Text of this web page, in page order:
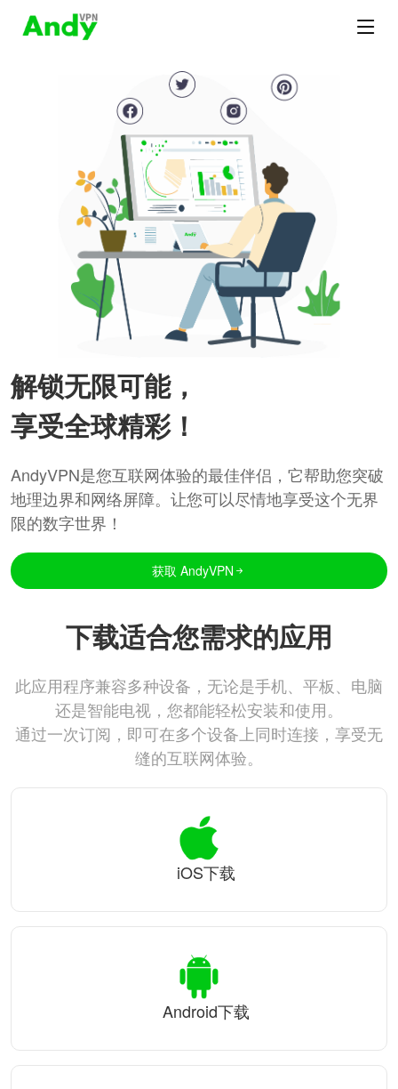
解锁无限可能，
享受全球精彩！
AndyVPN是您互联网体验的最佳伴侣，它帮助您突破
地理边界和网络屏障。让您可以尽情地享受这个无界
限的数字世界！
获取 AndyVPN
下载适合您需求的应用
此应用程序兼容多种设备，无论是手机、平板、电脑
还是智能电视，您都能轻松安装和使用。
通过一次订阅，即可在多个设备上同时连接，享受无
缝的互联网体验。
iOS下载
Android下载